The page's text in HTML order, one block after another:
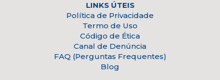
LINKS ÚTEIS
Política de Privacidade
Termo de Uso
Código de Ética
Canal de Denúncia
FAQ (Perguntas Frequentes)
Blog